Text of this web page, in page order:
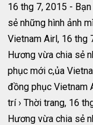
16 thg 7, 2015 -
sẻ những hình ảnh
Vietnam Airl, 16 thg
Hương vừa chia sẻ
phục mới c,ủa
đồng phục Vietnam
trí › Thời trang, 16
Hương vừa chia sẻ